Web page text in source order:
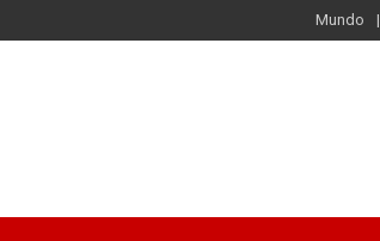
Mundo